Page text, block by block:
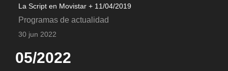
La Script en Movistar + 11/04/2019
Programas de actualidad
30 jun 2022
05/2022